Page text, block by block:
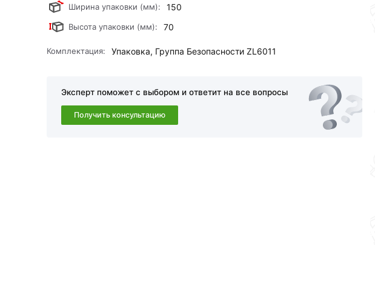
Ширина упаковки (мм): 150
Высота упаковки (мм): 70
Комплектация: Упаковка, Группа Безопасности ZL6011
Эксперт поможет с выбором и ответит на все вопросы
Получить консультацию